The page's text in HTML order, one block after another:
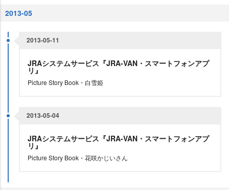
2013-05
2013-05-11
JRAシステムサービス『JRA-VAN・スマートフォンアプ
リ』
Picture Story Book・白雪姫
2013-05-04
JRAシステムサービス『JRA-VAN・スマートフォンアプ
リ』
Picture Story Book・花咲かじいさん